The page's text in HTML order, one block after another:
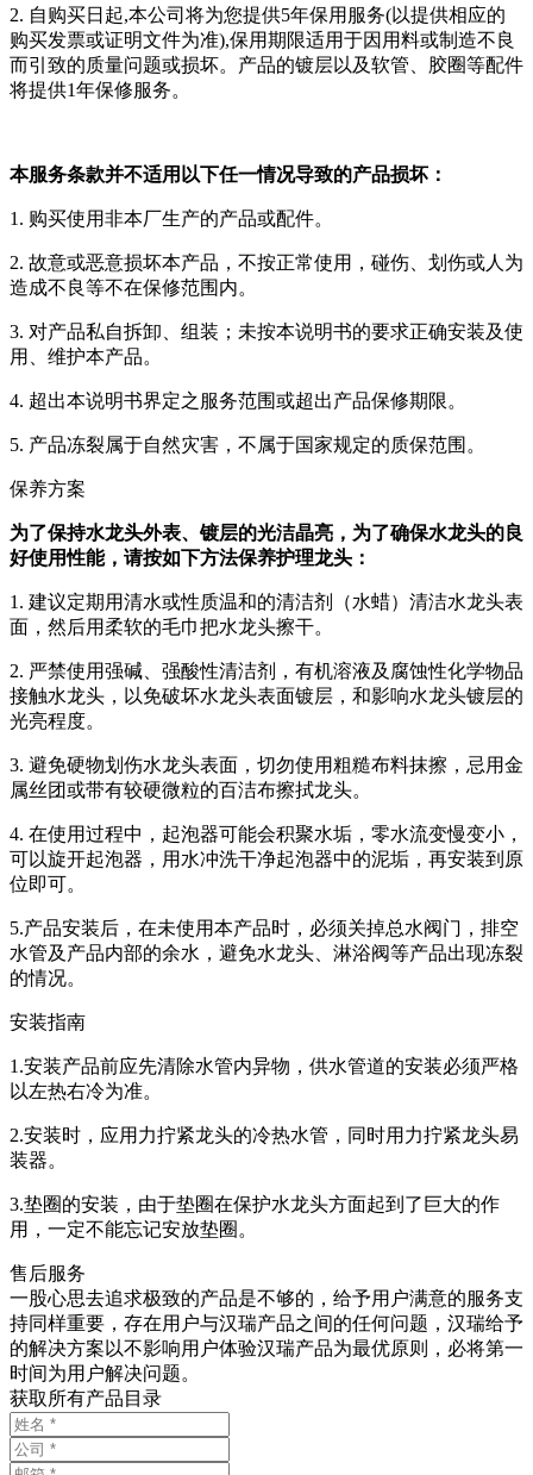
2. 自购买日起,本公司将为您提供5年保用服务(以提供相应的
购买发票或证明文件为准),保用期限适用于因用料或制造不良
而引致的质量问题或损坏。产品的镀层以及软管、胶圈等配件
将提供1年保修服务。
本服务条款并不适用以下任一情况导致的产品损坏：
1. 购买使用非本厂生产的产品或配件。
2. 故意或恶意损坏本产品，不按正常使用，碰伤、划伤或人为
造成不良等不在保修范围内。
3. 对产品私自拆卸、组装；未按本说明书的要求正确安装及使
用、维护本产品。
4. 超出本说明书界定之服务范围或超出产品保修期限。
5. 产品冻裂属于自然灾害，不属于国家规定的质保范围。
保养方案
为了保持水龙头外表、镀层的光洁晶亮，为了确保水龙头的良
好使用性能，请按如下方法保养护理龙头：
1. 建议定期用清水或性质温和的清洁剂（水蜡）清洁水龙头表
面，然后用柔软的毛巾把水龙头擦干。
2. 严禁使用强碱、强酸性清洁剂，有机溶液及腐蚀性化学物品
接触水龙头，以免破坏水龙头表面镀层，和影响水龙头镀层的
光亮程度。
3. 避免硬物划伤水龙头表面，切勿使用粗糙布料抹擦，忌用金
属丝团或带有较硬微粒的百洁布擦拭龙头。
4. 在使用过程中，起泡器可能会积聚水垢，零水流变慢变小，
可以旋开起泡器，用水冲洗干净起泡器中的泥垢，再安装到原
位即可。
5.产品安装后，在未使用本产品时，必须关掉总水阀门，排空
水管及产品内部的余水，避免水龙头、淋浴阀等产品出现冻裂
的情况。
安装指南
1.安装产品前应先清除水管内异物，供水管道的安装必须严格
以左热右冷为准。
2.安装时，应用力拧紧龙头的冷热水管，同时用力拧紧龙头易
装器。
3.垫圈的安装，由于垫圈在保护水龙头方面起到了巨大的作
用，一定不能忘记安放垫圈。
售后服务
一股心思去追求极致的产品是不够的，给予用户满意的服务支
持同样重要，存在用户与汉瑞产品之间的任何问题，汉瑞给予
的解决方案以不影响用户体验汉瑞产品为最优原则，必将第一
时间为用户解决问题。
获取所有产品目录